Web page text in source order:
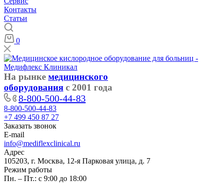
Контакты
Статьи
0
На рынке медицинского
оборудования с 2001 года
8-800-500-44-83
8-800-500-44-83
+7 499 450 87 27
Заказать звонок
E-mail
info@mediflexclinical.ru
Адрес
105203, г. Москва, 12-я Парковая улица, д. 7
Режим работы
Пн. – Пт.: с 9:00 до 18:00